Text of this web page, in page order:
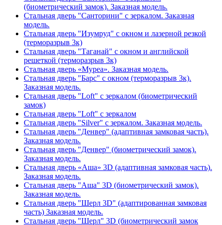
(биометрический замок). Заказная модель.
Стальная дверь "Санторини" с зеркалом. Заказная
модель.
Стальная дверь "Изумруд" с окном и лазерной резкой
(терморазрыв 3к)
Стальная дверь "Таганай" с окном и английской
решеткой (терморазрыв 3к)
Стальная дверь «Муреа». Заказная модель.
Стальная дверь "Барс" с окном (терморазрыв 3к).
Заказная модель.
Стальная дверь "Loft" с зеркалом (биометрический
замок)
Стальная дверь "Loft" с зеркалом
Стальная дверь "Silver" с зеркалом. Заказная модель.
Стальная дверь "Денвер" (адаптивная замковая часть).
Заказная модель.
Стальная дверь "Денвер" (биометрический замок).
Заказная модель.
Стальная дверь «Аша» 3D (адаптивная замковая часть).
Заказная модель.
Стальная дверь "Аша" 3D (биометрический замок).
Заказная модель.
Стальная дверь "Шерл 3D" (адаптированная замковая
часть) Заказная модель.
Стальная дверь "Шерл" 3D (биометрический замок